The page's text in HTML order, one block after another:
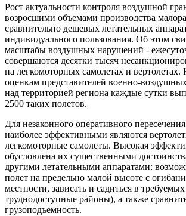
Рост актуальности контроля воздушной
возросшими объемами производства
сравнительно дешевых летательных
индивидуального пользования. Об этом
масштабы воздушных нарушений -
совершаются десятки тысяч
на легкомоторных самолетах и
оценкам представителей военно-
над территорией региона каждые сутки
2500 таких полетов.
Для незаконного оперативного
наиболее эффективными являются
легкомоторные самолеты. Высокая
обусловлена их существенными
другими летательными аппаратами:
полет на предельно малой высоте с
местности, зависать и садиться в
труднодоступные районы), а также
грузоподъемность.